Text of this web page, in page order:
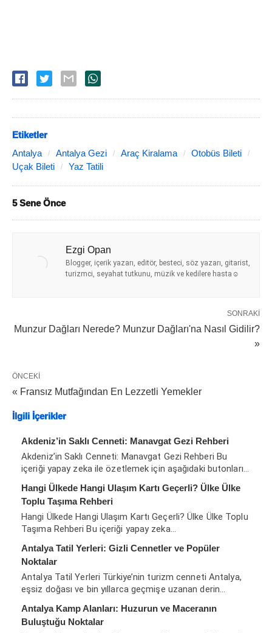
Etiketler
Antalya
Antalya Gezi Araç Kiralama
Otobüs Bileti
Uçak Bileti
Yaz Tatili
5 Sene Önce
Ezgi Opan
Blogger, içerik yazarı, editör, besteci, söz yazarı, gitarist,
turizmci, seyahat tutkunu, müzik ve kedilere hasta☺️
SONRAKI
Munzur Dağları Nerede? Munzur Dağları'na Nasıl Gidilir?
»
ÖNCEKI
« Fransız Mutfağından En Lezzetli Yemekler
İlgili İçerikler
Akdeniz’in Saklı Cenneti: Manavgat Gezi Rehberi
Akdeniz’in Saklı Cenneti: Manavgat Gezi Rehberi Bu
içeriği yapay zeka ile özetlemek için aşağıdaki butonları…
Hangi Ülkede Hangi Ulaşım Kartı Geçerli? Ülke Ülke
Toplu Taşıma Rehberi
Hangi Ülkede Hangi Ulaşım Kartı Geçerli? Ülke Ülke Toplu
Taşıma Rehberi Bu içeriği yapay zeka…
Antalya Tatil Yerleri: Gizli Cennetler ve Popüler
Noktalar
Antalya Tatil Yerleri Türkiye’nin turizm cenneti Antalya,
eşsiz doğası ve bin yıllarca geçmişe uzanan derin…
Antalya Kamp Alanları: Huzurun ve Maceranın
Buluştuğu Noktalar